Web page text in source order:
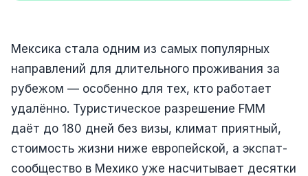
Мексика стала одним из самых популярных
направлений для длительного проживания за
рубежом — особенно для тех, кто работает
удалённо. Туристическое разрешение FMM
даёт до 180 дней без визы, климат приятный,
стоимость жизни ниже европейской, а экспат-
сообщество в Мехико уже насчитывает десятки